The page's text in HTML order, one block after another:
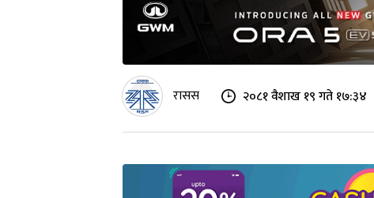
रासस २०८१ वैशाख १९ गते १७:३४